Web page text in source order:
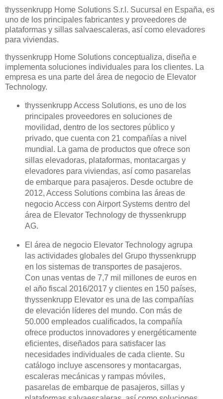
thyssenkrupp Home Solutions S.r.l. Sucursal en España, es
uno de los principales fabricantes y proveedores de
plataformas y sillas salvaescaleras, así como elevadores
para viviendas.
thyssenkrupp Home Solutions conceptualiza, diseña e
implementa soluciones individuales para los clientes. La
empresa es una parte del área de negocio de Elevator
Technology.
thyssenkrupp Access Solutions, es uno de los
principales proveedores en soluciones de
movilidad, dentro de los sectores público y
privado, que cuenta con 21 compañías a nivel
mundial. La gama de productos que ofrece son
sillas elevadoras, plataformas, montacargas y
elevadores para viviendas, así como pasarelas
de embarque para pasajeros. Desde octubre de
2012, Access Solutions combina las áreas de
negocio Access con Airport Systems dentro del
área de Elevator Technology de thyssenkrupp
AG.
El área de negocio Elevator Technology agrupa
las actividades globales del Grupo thyssenkrupp
en los sistemas de transportes de pasajeros.
Con unas ventas de 7,7 mil millones de euros en
el año fiscal 2016/2017 y clientes en 150 países,
thyssenkrupp Elevator es una de las compañías
de elevación líderes del mundo. Con más de
50.000 empleados cualificados, la compañía
ofrece productos innovadores y energéticamente
eficientes, diseñados para satisfacer las
necesidades individuales de cada cliente. Su
catálogo incluye ascensores y montacargas,
escaleras mecánicas y rampas móviles,
pasarelas de embarque de pasajeros, sillas y